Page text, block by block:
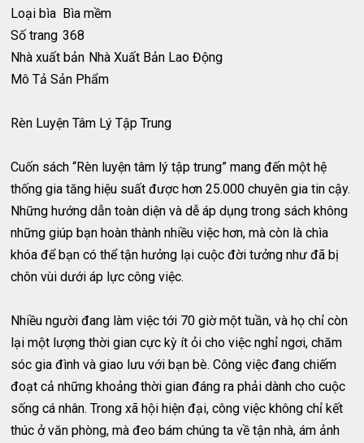
Loại bìa Bìa mềm
Số trang 368
Nhà xuất bản Nhà Xuất Bản Lao Động
Mô Tả Sản Phẩm
Rèn Luyện Tâm Lý Tập Trung
Cuốn sách “Rèn luyện tâm lý tập trung” mang đến một hệ
thống gia tăng hiệu suất được hơn 25.000 chuyên gia tin cậy.
Những hướng dẫn toàn diện và dễ áp dụng trong sách không
những giúp bạn hoàn thành nhiều việc hơn, mà còn là chìa
khóa để bạn có thể tận hưởng lại cuộc đời tưởng như đã bị
chôn vùi dưới áp lực công việc.
Nhiều người đang làm việc tới 70 giờ một tuần, và họ chỉ còn
lại một lượng thời gian cực kỳ ít ỏi cho việc nghỉ ngơi, chăm
sóc gia đình và giao lưu với bạn bè. Công việc đang chiếm
đoạt cả những khoảng thời gian đáng ra phải dành cho cuộc
sống cá nhân. Trong xã hội hiện đại, công việc không chỉ kết
thúc ở văn phòng, mà đeo bám chúng ta về tận nhà, ám ảnh